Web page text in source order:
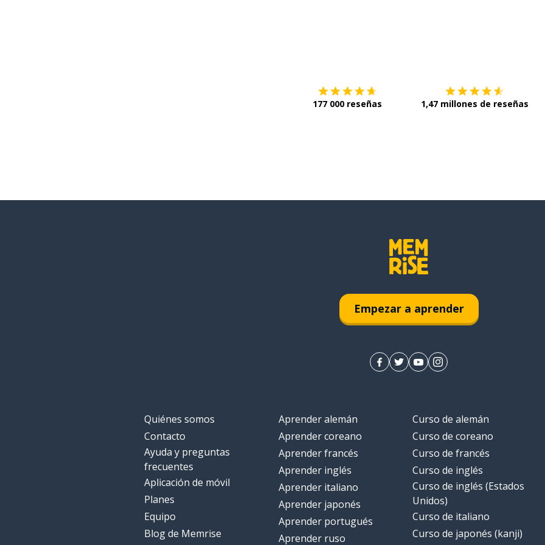
177 000 reseñas 1,47 millones de reseñas
Empezar a aprender
Quiénes somos
Contacto
Ayuda y preguntas
frecuentes
Aplicación de móvil
Planes
Equipo
Blog de Memrise
Aprender alemán
Aprender coreano
Aprender francés
Aprender inglés
Aprender italiano
Aprender japonés
Aprender portugués
Aprender ruso
Curso de alemán
Curso de coreano
Curso de francés
Curso de inglés
Curso de inglés (Estados
Unidos)
Curso de italiano
Curso de japonés (kanji)